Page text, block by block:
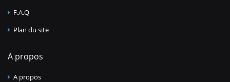
F.A.Q
Plan du site
A propos
A propos